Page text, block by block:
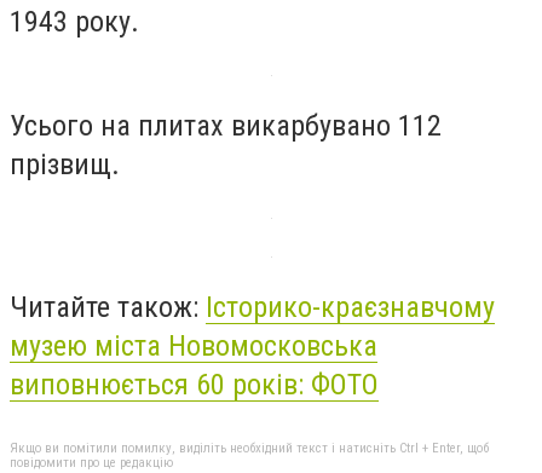
1943 року.
Усього на плитах викарбувано 112
прізвищ.
Читайте також: Історико-краєзнавчому
музею міста Новомосковська
виповнюється 60 років: ФОТО
Якщо ви помітили помилку, виділіть необхідний текст і натисніть Ctrl + Enter, щоб
повідомити про це редакцію